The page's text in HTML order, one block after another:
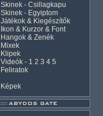
Skinek - Csillagkapu
Skinek - Egyiptom
Játékok & Kiegészítők
Ikon & Kurzor & Font
Hangok & Zenék
Mixek
Klipek
Videók - 1 2 3 4 5
Feliratok
Képek